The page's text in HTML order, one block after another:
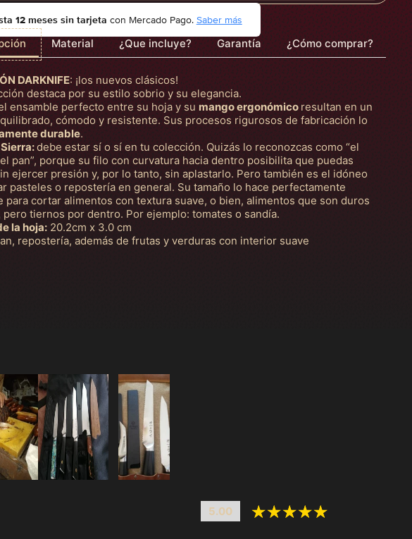
12 meses sin tarjeta con Mercado Pago. Saber más
DARKNIFE: ¡los nuevos clásicos!
destaca por su estilo sobrio y su elegancia.
ensamble perfecto entre su hoja y su mango ergonómico resultan en un
cómodo y resistente. Sus procesos rigurosos de fabricación lo
durable.
debe estar sí o sí en tu colección. Quizás lo reconozcas como “el
pan”, porque su filo con curvatura hacia dentro posibilita que puedas
ejercer presión y, por lo tanto, sin aplastarlo. Pero también es el idóneo
pasteles o repostería en general. Su tamaño lo hace perfectamente
para cortar alimentos con textura suave, o bien, alimentos que son duros
pero tiernos por dentro. Por ejemplo: tomates o sandía.
la hoja:20.2cm x 3.0 cm
repostería, además de frutas y verduras con interior suave
Material ¿Que incluye? Garantía ¿Cómo comprar?
5.00